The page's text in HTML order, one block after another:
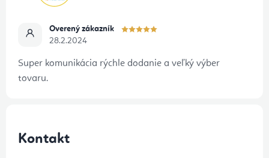
Overený zákazník
28.2.2024
Super komunikácia rýchle dodanie a veľký výber
tovaru.
Kontakt